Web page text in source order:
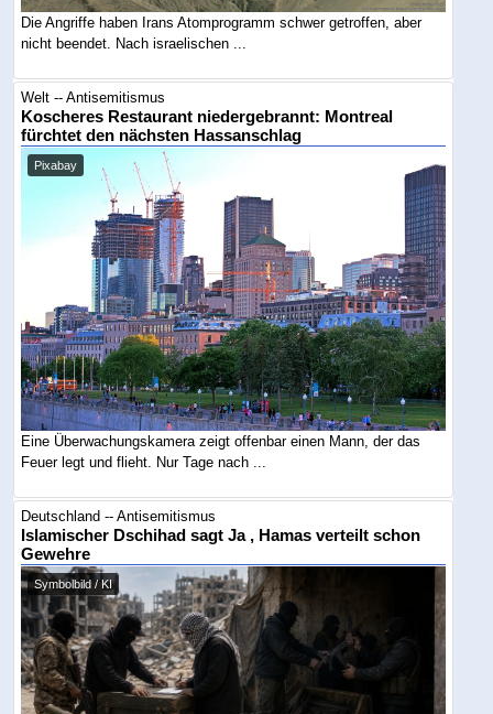
Die Angriffe haben Irans Atomprogramm schwer getroffen, aber
nicht beendet. Nach israelischen ...
Welt -- Antisemitismus
Koscheres Restaurant niedergebrannt: Montreal
fürchtet den nächsten Hassanschlag
Pixabay
Eine Überwachungskamera zeigt offenbar einen Mann, der das
Feuer legt und flieht. Nur Tage nach ...
Deutschland -- Antisemitismus
Islamischer Dschihad sagt Ja , Hamas verteilt schon
Gewehre
Symbolbild / KI